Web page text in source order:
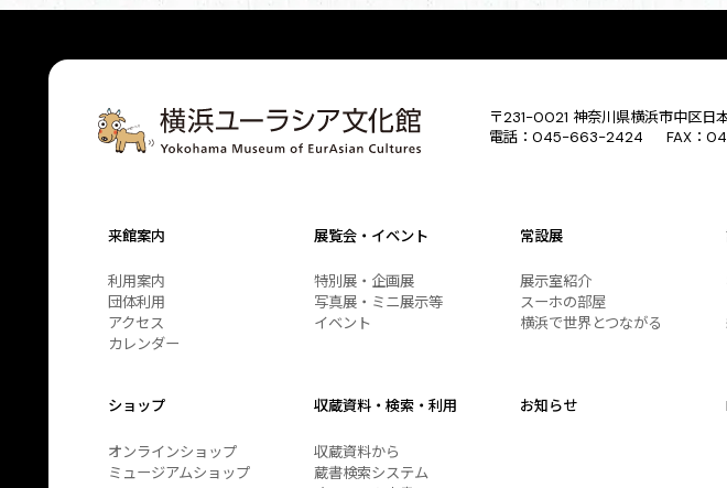
〒231-0021 神奈川県横浜市中区日
電話：045-663-2424 FAX：
来館案内
利用案内
団体利用
アクセス
カレンダー
展覧会・イベント
特別展・企画展
写真展・ミニ展示等
イベント
常設展
展示室紹介
スーホの部屋
横浜で世界とつながる
ショップ
オンラインショップ
ミュージアムショップ
収蔵資料・検索・利用
収蔵資料から
蔵書検索システム
お知らせ